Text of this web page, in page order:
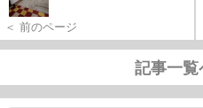
＜ 前のページ
記事一覧